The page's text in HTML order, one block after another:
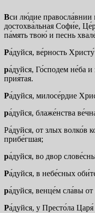
Вси лю́дие правосла́внии
достохва́льная Софи́е,
па́мять твою́ и песнь
Ра́дуйся, ве́рность
ра́дуйся, Го́сподем не́ба
прия́тая.
Ра́дуйся, милосе́рдие
ра́дуйся, блаже́нства
Ра́дуйся, от злых волко́в
прибе́гшая;
ра́дуйся, во двор
Ра́дуйся, в небе́сных
ра́дуйся, венце́м сла́вы от
Ра́дуйся, у Престо́ла